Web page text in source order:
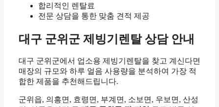
합리적인 렌탈료
전문 상담을 통한 맞춤 견적 제공
대구 군위군 제빙기렌탈 상담 안내
대구 군위군에서 업소용 제빙기렌탈을 찾고 계신다면
매장의 규모와 하루 얼음 사용량을 분석하여 가장 적
합한 제품을 추천해드립니다.
군위읍, 의흥면, 효령면, 부계면, 소보면, 우보면, 산성